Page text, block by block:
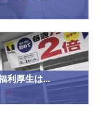
利厚生は...